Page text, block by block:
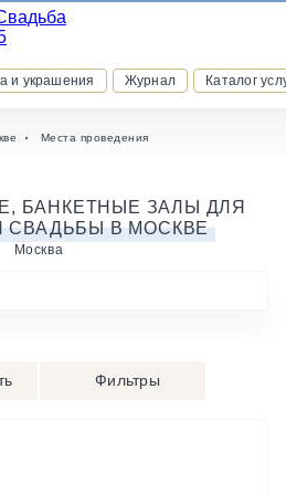
и украшения Журнал Каталог
КЛУБ ПРИВИЛЕГИЙ
сообществу и получайте
Места проведения
БАНКЕТНЫЕ ЗАЛЫ ДЛЯ
СВАДЬБЫ В МОСКВЕ
Москва
Фильтры